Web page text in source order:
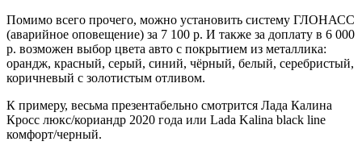
Помимо всего прочего, можно установить систему ГЛОНАСС
(аварийное оповещение) за 7 100 р. И также за доплату в 6 000
р. возможен выбор цвета авто с покрытием из металлика:
орандж, красный, серый, синий, чёрный, белый, серебристый,
коричневый с золотистым отливом.
К примеру, весьма презентабельно смотрится Лада Калина
Кросс люкс/кориандр 2020 года или Lada Kalina black line
комфорт/черный.